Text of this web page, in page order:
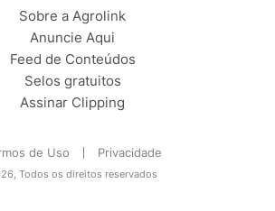
Sobre a Agrolink
Anuncie Aqui
Feed de Conteúdos
Selos gratuitos
Assinar Clipping
de Uso Privacidade
Todos os direitos reservados